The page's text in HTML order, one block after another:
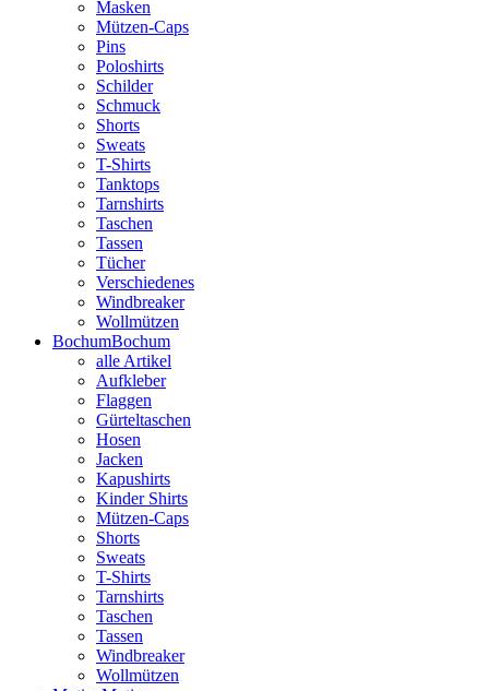
Masken
Mützen-Caps
Pins
Poloshirts
Schilder
Schmuck
Shorts
Sweats
T-Shirts
Tanktops
Tarnshirts
Taschen
Tassen
Tücher
Verschiedenes
Windbreaker
Wollmützen
BochumBochum
alle Artikel
Aufkleber
Flaggen
Gürteltaschen
Hosen
Jacken
Kapushirts
Kinder Shirts
Mützen-Caps
Shorts
Sweats
T-Shirts
Tarnshirts
Taschen
Tassen
Windbreaker
Wollmützen